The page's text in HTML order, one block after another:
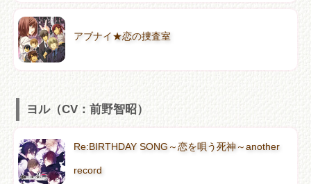
アブナイ★恋の捜査室
ヨル（CV：前野智昭）
Re:BIRTHDAY SONG～恋を唄う死神～another
record